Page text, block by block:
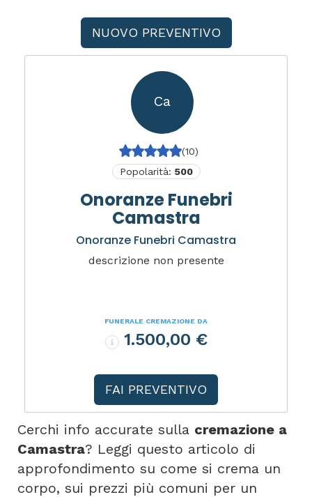
NUOVO PREVENTIVO
Ca
(10)
Popolarità: 500
Onoranze Funebri
Camastra
Onoranze Funebri Camastra
descrizione non presente
FUNERALE CREMAZIONE DA
1.500,00 €
FAI PREVENTIVO
Cerchi info accurate sulla cremazione a
Camastra? Leggi questo articolo di
approfondimento su come si crema un
corpo, sui prezzi più comuni per un